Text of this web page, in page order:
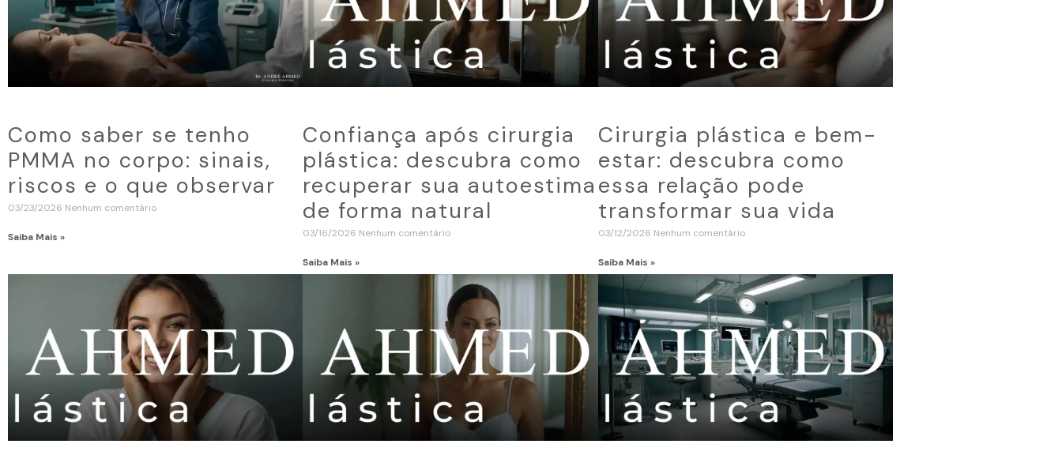
Como saber se tenho
PMMA no corpo: sinais,
riscos e o que observar
03/23/2026 Nenhum comentário
Saiba Mais »
Confiança após cirurgia
plástica: descubra como
recuperar sua autoestima
de forma natural
03/16/2026 Nenhum comentário
Saiba Mais »
Cirurgia plástica e bem-
estar: descubra como
essa relação pode
transformar sua vida
03/12/2026 Nenhum comentário
Saiba Mais »